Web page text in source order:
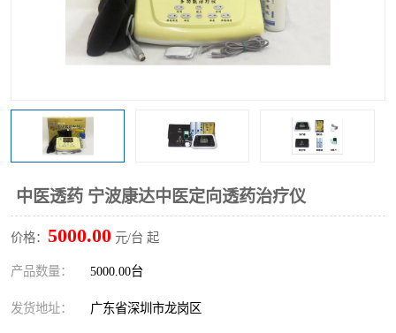
中医透药 宁波康达中医定向透药治疗仪
价格： 5000.00 元/台 起
产品数量： 5000.00台
发货地址： 广东省深圳市龙岗区